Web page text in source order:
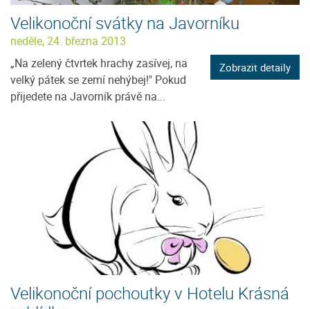
Velikonoční svátky na Javorníku
neděle, 24. března 2013
„Na zelený čtvrtek hrachy zasívej, na
velký pátek se zemí nehýbej!" Pokud
přijedete na Javorník právě na...
Zobrazit detaily
Velikonoční pochoutky v Hotelu Krásná